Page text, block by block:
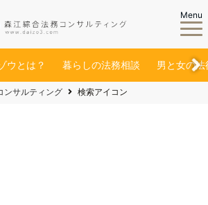
Menu
ウとは？ 暮らしの法務相談 男と女の法
ンサルティング 検索アイコン